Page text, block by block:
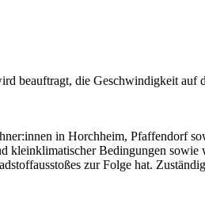
beauftragt, die Geschwindigkeit
in Horchheim, Pfaffendorf
kleinklimatischer Bedingungen
zur Folge hat.